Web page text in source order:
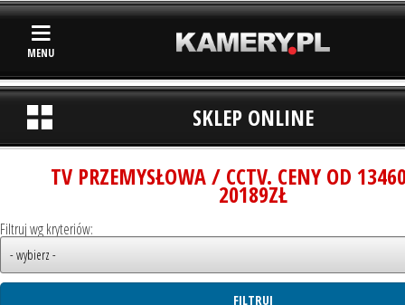
MENU
SKLEP ONLINE
TV PRZEMYSŁOWA / CCTV. CENY OD
20189ZŁ
Filtruj wg kryteriów: